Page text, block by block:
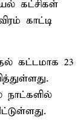
கட்சிகள்
காட்டி
கட்டமாக 23
நாட்களில்